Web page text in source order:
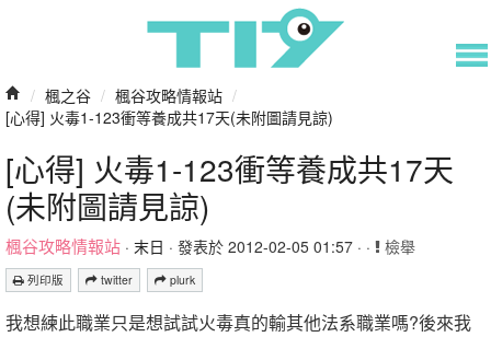
/ 楓之谷 / 楓谷攻略情報站 /
[心得] 火毒1-123衝等養成共17天(未附圖請見諒)
[心得] 火毒1-123衝等養成共17天
(未附圖請見諒)
楓谷攻略情報站 · 末日 · 發表於 2012-02-05 01:57 · · 檢舉
列印版 twitter plurk
我想練此職業只是想試試火毒真的輸其他法系職業嗎?後來我